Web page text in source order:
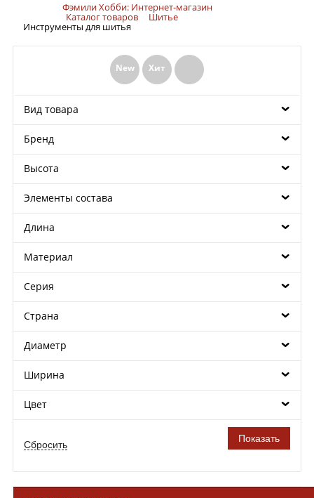
Фэмили Хобби: Интернет-магазин
Каталог товаров Шитье
Инструменты для шитья
New Хит
Вид товара
Бренд
Высота
Элементы состава
Длина
Материал
Серия
Страна
Диаметр
Ширина
Цвет